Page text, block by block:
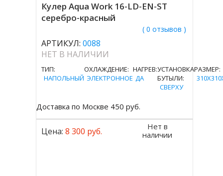
Кулер Aqua Work 16-LD-EN-ST
серебро-красный
( 0 отзывов )
АРТИКУЛ: 0088
НЕТ В НАЛИЧИИ
ТИП:
НАПОЛЬНЫЙ
ОХЛАЖДЕНИЕ:
ЭЛЕКТРОННОЕ
НАГРЕВ:
ДА
УСТАНОВКА
БУТЫЛИ:
СВЕРХУ
РАЗМЕР:
Доставка по Москве 450 руб.
Цена:8 300 руб.
Нет в
наличии